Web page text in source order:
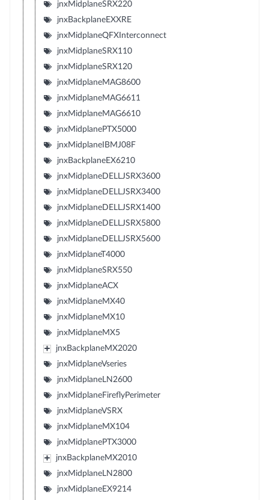
jnxMidplaneSRX220
jnxBackplaneEXXRE
jnxMidplaneQFXInterconnect
jnxMidplaneSRX110
jnxMidplaneSRX120
jnxMidplaneMAG8600
jnxMidplaneMAG6611
jnxMidplaneMAG6610
jnxMidplanePTX5000
jnxMidplaneIBMJ08F
jnxBackplaneEX6210
jnxMidplaneDELLJSRX3600
jnxMidplaneDELLJSRX3400
jnxMidplaneDELLJSRX1400
jnxMidplaneDELLJSRX5800
jnxMidplaneDELLJSRX5600
jnxMidplaneT4000
jnxMidplaneSRX550
jnxMidplaneACX
jnxMidplaneMX40
jnxMidplaneMX10
jnxMidplaneMX5
jnxBackplaneMX2020
jnxMidplaneVseries
jnxMidplaneLN2600
jnxMidplaneFireflyPerimeter
jnxMidplaneVSRX
jnxMidplaneMX104
jnxMidplanePTX3000
jnxBackplaneMX2010
jnxMidplaneLN2800
jnxMidplaneEX9214